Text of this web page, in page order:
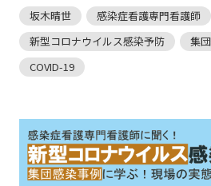
坂木晴世
感染症看護専門看護師
新型コロナウイルス感染予防
集
COVID-19